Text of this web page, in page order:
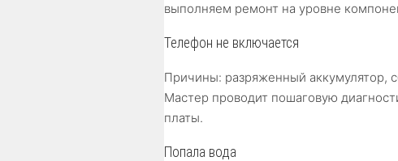
выполняем ремонт на уровне
Телефон не включается
Причины: разряженный аккумулятор,
Мастер проводит пошаговую
платы.
Попала вода